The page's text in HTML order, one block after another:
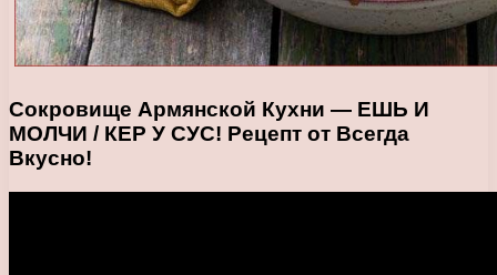
Сокровище Армянской Кухни — ЕШЬ И
МОЛЧИ / КЕР У СУС! Рецепт от Всегда
Вкусно!